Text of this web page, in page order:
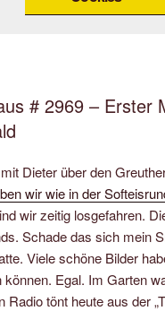
# 2969 – Erster
Dieter über den
wir wie in der
wir zeitig losgefahren.
Schade das sich mein
Viele schöne Bilder
können. Egal. Im Garten
Radio tönt heute aus der